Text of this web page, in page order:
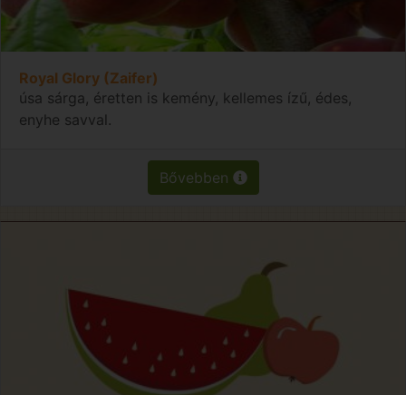
Royal Glory (Zaifer)
úsa sárga, éretten is kemény, kellemes ízű, édes,
enyhe savval.
Bővebben